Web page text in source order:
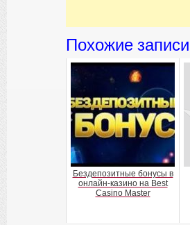
Похожие
Бездепозитные бонусы в
онлайн-казино на Best
Casino Master